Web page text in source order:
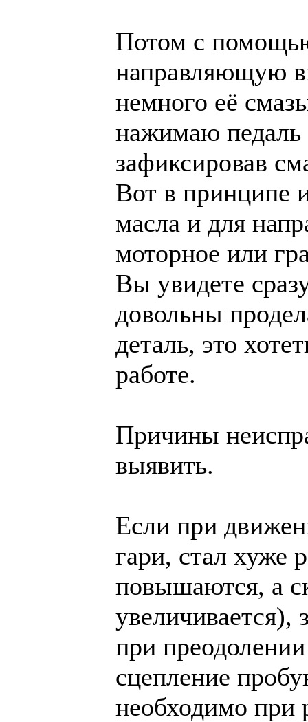
Потом с
направляющую
немного её
нажимаю педаль
зафиксировав
Вот в принципе
масла и для
моторное или
Вы увидете
довольны
деталь, это
работе.
Причины
выявить.
Если при
гари, стал хуже
повышаются, а
увеличивается),
при
сцепление
необходимо при